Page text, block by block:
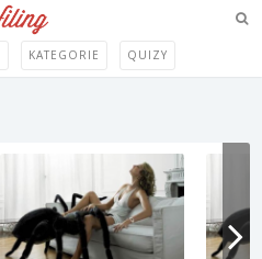
KATEGORIE QUIZY